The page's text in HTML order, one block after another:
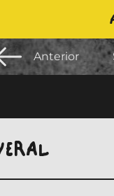
Anterior